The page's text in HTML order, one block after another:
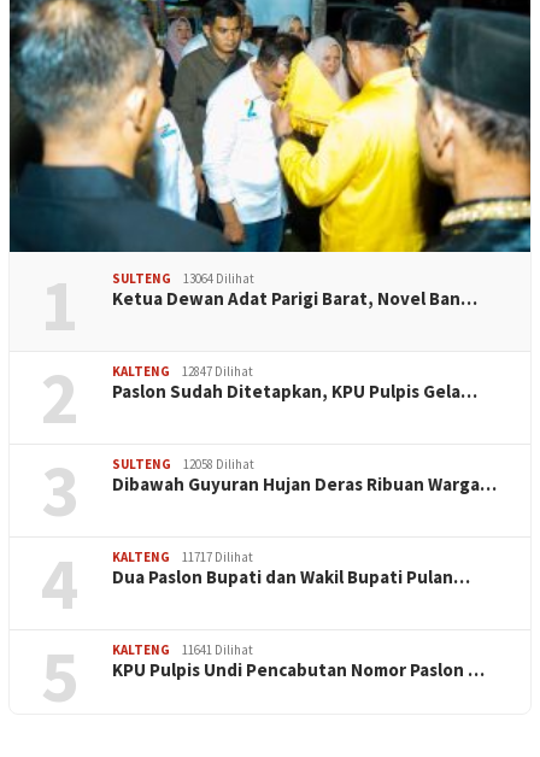
1 SULTENG 13064 Dilihat
Ketua Dewan Adat Parigi Barat, Novel Ban…
2 KALTENG 12847 Dilihat
Paslon Sudah Ditetapkan, KPU Pulpis Gela…
3 SULTENG 12058 Dilihat
Dibawah Guyuran Hujan Deras Ribuan Warga…
4 KALTENG 11717 Dilihat
Dua Paslon Bupati dan Wakil Bupati Pulan…
5 KALTENG 11641 Dilihat
KPU Pulpis Undi Pencabutan Nomor Paslon …